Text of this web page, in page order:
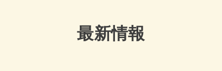
最新情報